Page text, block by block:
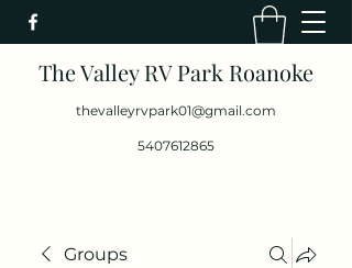
The Valley RV Park Roanoke
thevalleyrvpark01@gmail.com
5407612865
Groups